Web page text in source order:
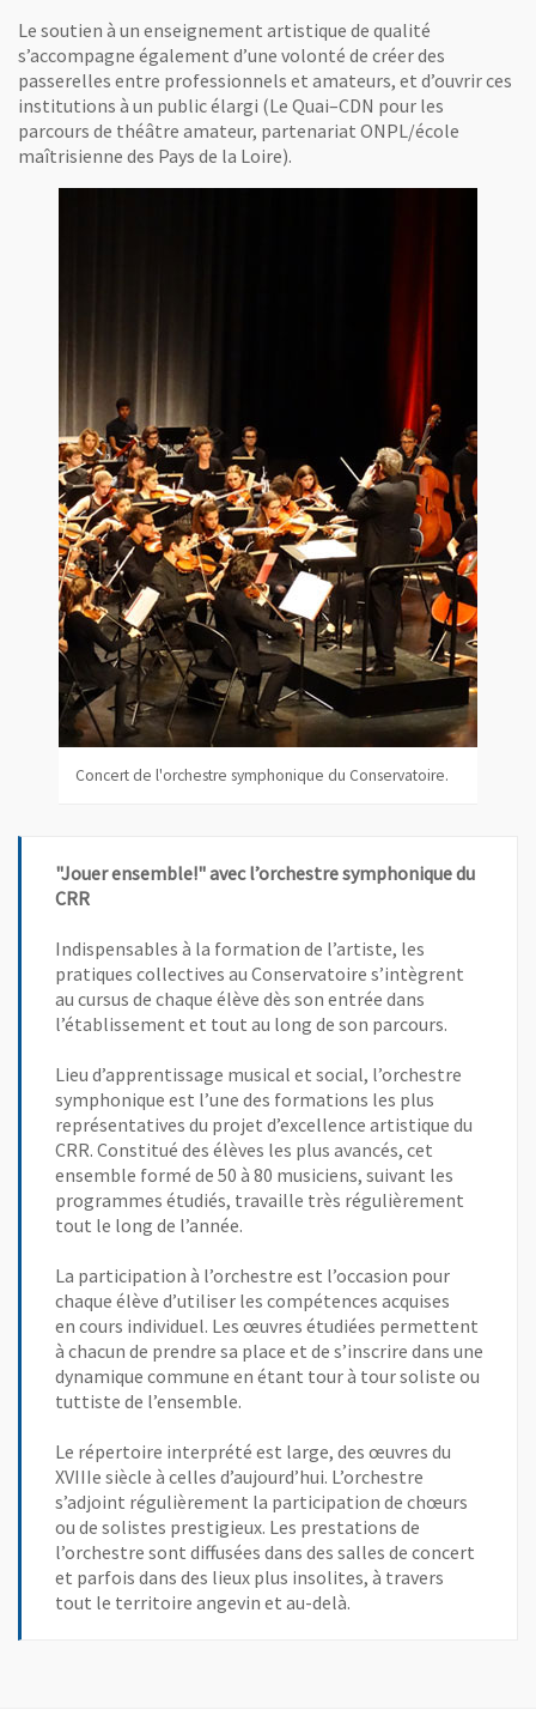
Le soutien à un enseignement artistique de qualité
s’accompagne également d’une volonté de créer des
passerelles entre professionnels et amateurs, et d’ouvrir ces
institutions à un public élargi (Le Quai–CDN pour les
parcours de théâtre amateur, partenariat ONPL/école
maîtrisienne des Pays de la Loire).
Concert de l'orchestre symphonique du Conservatoire.
"Jouer ensemble!" avec l’orchestre symphonique du
CRR
Indispensables à la formation de l’artiste, les
pratiques collectives au Conservatoire s’intègrent
au cursus de chaque élève dès son entrée dans
l’établissement et tout au long de son parcours.
Lieu d’apprentissage musical et social, l’orchestre
symphonique est l’une des formations les plus
représentatives du projet d’excellence artistique du
CRR. Constitué des élèves les plus avancés, cet
ensemble formé de 50 à 80 musiciens, suivant les
programmes étudiés, travaille très régulièrement
tout le long de l’année.
La participation à l’orchestre est l’occasion pour
chaque élève d’utiliser les compétences acquises
en cours individuel. Les œuvres étudiées permettent
à chacun de prendre sa place et de s’inscrire dans une
dynamique commune en étant tour à tour soliste ou
tuttiste de l’ensemble.
Le répertoire interprété est large, des œuvres du
XVIIIe siècle à celles d’aujourd’hui. L’orchestre
s’adjoint régulièrement la participation de chœurs
ou de solistes prestigieux. Les prestations de
l’orchestre sont diffusées dans des salles de concert
et parfois dans des lieux plus insolites, à travers
tout le territoire angevin et au-delà.